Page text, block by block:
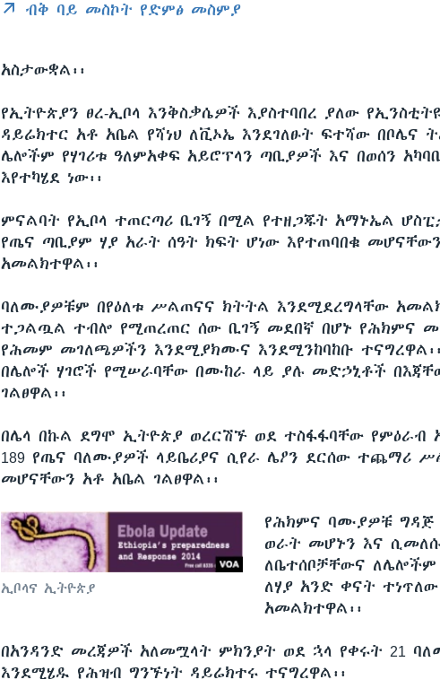
ብቅ ባይ መስኮት የድምፅ መስምያ
አስታውቋል፡፡
የኢትዮጵያን ፀረ-ኢቦላ እንቅስቃሴዎች እያስተባበረ ያለው
ዳይሬክተር አቶ አቤል የሻነህ ለቪኦኤ እንደገለፁት ፍተሻው በቦሌና
ሌሎችም የሃገሪቱ ዓለምአቀፍ አይሮፕላን ጣቢያዎች እና በወሰን
እየተካሄደ ነው፡፡
ምናልባት የኢቦላ ተጠርጣሪ ቢገኝ በሚል የተዘጋጁት አማኑኤል
የጤና ጣቢያም ሃያ አራት ሰዓት ክፍት ሆነው እየተጠባበቁ
አመልክተዋል፡፡
ባለሙያዎቹም በየዕለቱ ሥልጠናና ክትትል እንደሚደረግላቸው
ተጋልጧል ተብሎ የሚጠረጠር ሰው ቢገኝ መደበኛ በሆኑ የሕክምና
የሕመም መገለጫዎችን እንደሚያክሙና እንደሚንከባከቡ
በሌሎች ሃገሮች የሚሠራባቸው በሙከራ ላይ ያሉ መድኃኒቶች
ገልፀዋል፡፡
በሌላ በኩል ደግሞ ኢትዮጵያ ወረርሽኙ ወደ ተስፋፋባቸው የምዕራብ
189 የጤና ባለሙያዎች ላይቤሪያና ሲየራ ሌዖን ደርሰው ተጨማሪ
መሆናቸውን አቶ አቤል ገልፀዋል፡፡
ኢቦላና ኢትዮጵያ
የሕክምና ባሙያዎቹ ግዳጅ
ወራት መሆኑን እና
ለቤተሰቦቻቸውና ለሌሎችም
ለሃያ አንድ ቀናት
አመልክተዋል፡፡
በአንዳንድ መረጃዎች አለመሟላት ምክንያት ወደ ኋላ የቀሩት 21
እንደሚሄዱ የሕዝብ ግንኙነት ዳይሬክተሩ ተናግረዋል፡፡